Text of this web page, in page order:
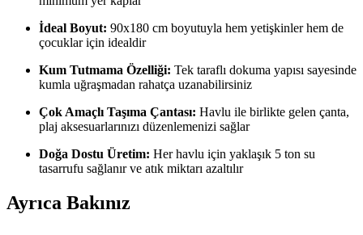
İdeal Boyut: 90x180 cm boyutuyla hem yetişkinler hem de
çocuklar için idealdir
Kum Tutmama Özelliği: Tek taraflı dokuma yapısı sayesinde
kumla uğraşmadan rahatça uzanabilirsiniz
Çok Amaçlı Taşıma Çantası: Havlu ile birlikte gelen çanta,
plaj aksesuarlarınızı düzenlemenizi sağlar
Doğa Dostu Üretim: Her havlu için yaklaşık 5 ton su
tasarrufu sağlanır ve atık miktarı azaltılır
Ayrıca Bakınız